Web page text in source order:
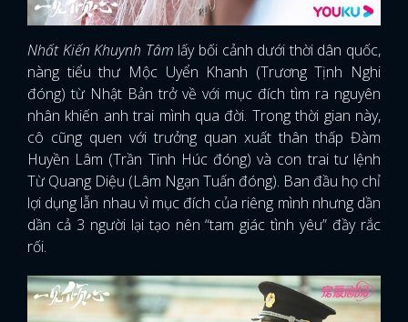
Nhất Kiến Khuynh Tâm lấy bối cảnh dưới thời dân quốc,
nàng tiểu thư Mộc Uyển Khanh (Trương Tịnh Nghi
đóng) từ Nhật Bản trở về với mục đích tìm ra nguyên
nhân khiến anh trai mình qua đời. Trong thời gian này,
cô cũng quen với trưởng quan xuất thân thấp Đàm
Huyền Lâm (Trần Tinh Húc đóng) và con trai tư lệnh
Từ Quang Diệu (Lâm Ngạn Tuấn đóng). Ban đầu họ chỉ
lợi dụng lẫn nhau vì mục đích của riêng mình nhưng dần
dần cả 3 người lại tạo nên “tam giác tình yêu” đầy rắc
rối.